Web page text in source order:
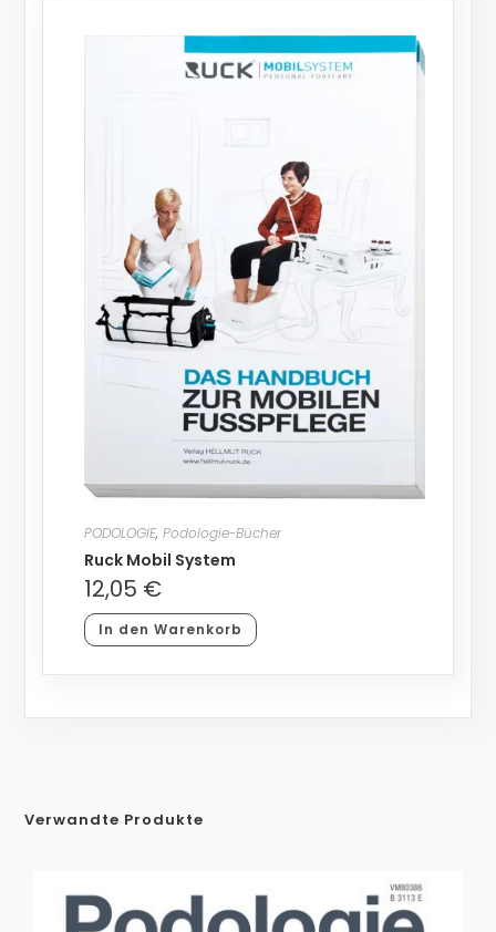
PODOLOGIE, Podologie-Bücher
Ruck Mobil System
12,05 €
In den Warenkorb
Verwandte Produkte